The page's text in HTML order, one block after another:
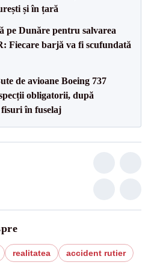
și în țară
pe Dunăre pentru salvarea
Fiecare barjă va fi scufundată
de avioane Boeing 737
obligatorii, după
în fuselaj
realitatea
accident rutier